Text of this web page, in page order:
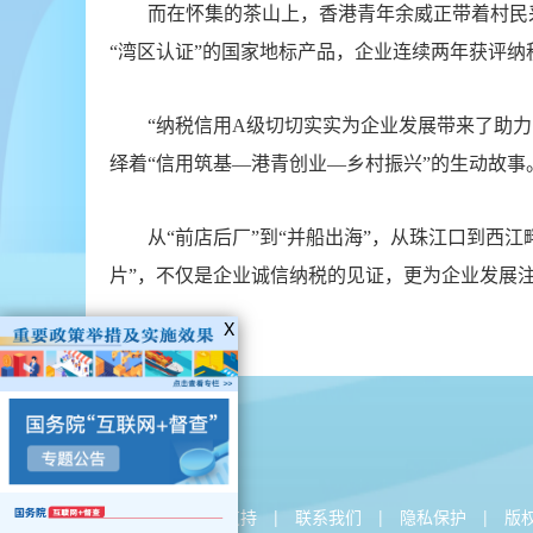
关于本站 | 技术支持 | 联系我们 | 隐私保护 | 版
X